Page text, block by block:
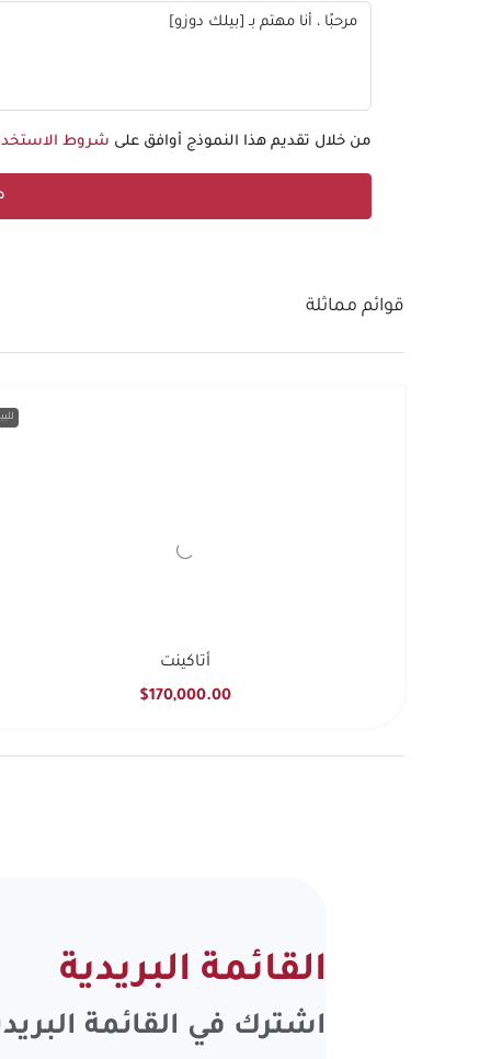
من خلال تقديم هذا النموذج أوافق على شروط
قوائم مماثلة
أتاكينت
$170,000.00
القائمة البريدية
اشترك في القائمة